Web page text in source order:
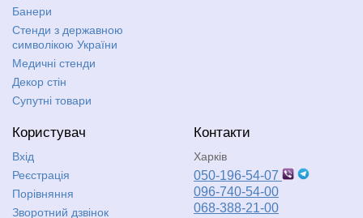
Банери
Стенди з державною
символікою України
Медичні стенди
Декор стін
Супутні товари
Користувач
Вхід
Реєстрація
Порівняння
Зворотний дзвінок
Контакти
Харків
050-196-54-07
096-740-54-00
068-388-21-00